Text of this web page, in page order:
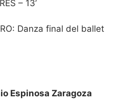
– 13’
Danza final del ballet
Espinosa Zaragoza